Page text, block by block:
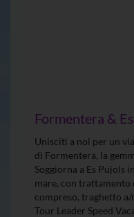
Formentera &
Unisciti a noi per un
di Formentera, la
Soggiorna a Es Pujols
mare, con trattamento
compreso, traghetto
Tour Leader Speed